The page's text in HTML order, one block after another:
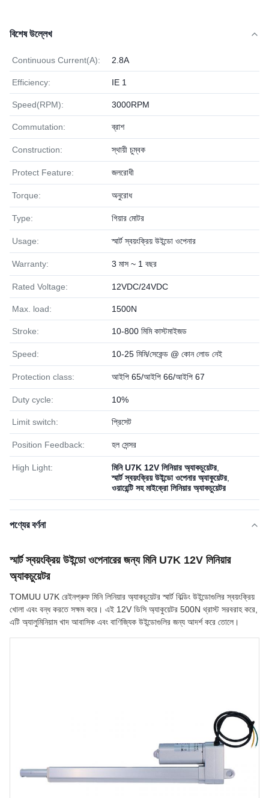
বিশেষ উল্লেখ
Continuous Current(A): 2.8A
Efficiency: IE 1
Speed(RPM): 3000RPM
Commutation: ব্রাশ
Construction: স্থায়ী চুম্বক
Protect Feature: জলরোধী
Torque: অনুরোধ
Type: গিয়ার মোটর
Usage: স্মার্ট স্বয়ংক্রিয় উইন্ডো ওপেনার
Warranty: 3 মাস ~ 1 বছর
Rated Voltage: 12VDC/24VDC
Max. load: 1500N
Stroke: 10-800 মিমি কাস্টমাইজড
Speed: 10-25 মিমি/সেকেন্ড @ কোন লোড নেই
Protection class: আইপি 65/আইপি 66/আইপি 67
Duty cycle: 10%
Limit switch: প্রিসেট
Position Feedback: হল সেন্সর
High Light: মিনি U7K 12V লিনিয়ার অ্যাকচুয়েটর
স্মার্ট স্বয়ংক্রিয় উইন্ডো ওপেনার অ্যাকুয়েটর
ওয়ারেন্টি সহ মাইক্রো লিনিয়ার অ্যাকচুয়েটর
পণ্যের বর্ণনা
স্মার্ট স্বয়ংক্রিয় উইন্ডো ওপেনারের জন্য মিনি U7K 12V লিনিয়ার
অ্যাকচুয়েটর
TOMUU U7K রেইনপ্রুফ মিনি লিনিয়ার অ্যাকচুয়েটর স্মার্ট বিল্ডিং উইন্ডোগুলির স্বয়ংক্রিয়
খোলা এবং বন্ধ করতে সক্ষম করে। এই 12V ডিসি অ্যাকুয়েটর 500N থ্রাস্ট সরবরাহ করে,
এটি অ্যালুমিনিয়াম খাদ আবাসিক এবং বাণিজ্যিক উইন্ডোগুলির জন্য আদর্শ করে তোলে।